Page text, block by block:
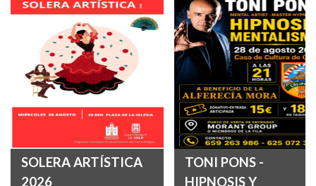
SOLERA ARTÍSTICA
2026
TONI PONS -
HIPNOSIS Y